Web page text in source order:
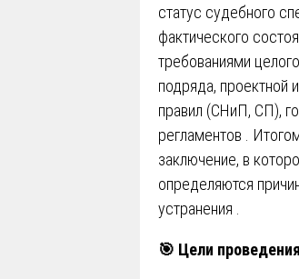
статус судебного
фактического
требованиями
подряда, проектной
правил (СНиП, СП),
регламентов .
заключение, в
определяются
устранения .
🎯 Цели